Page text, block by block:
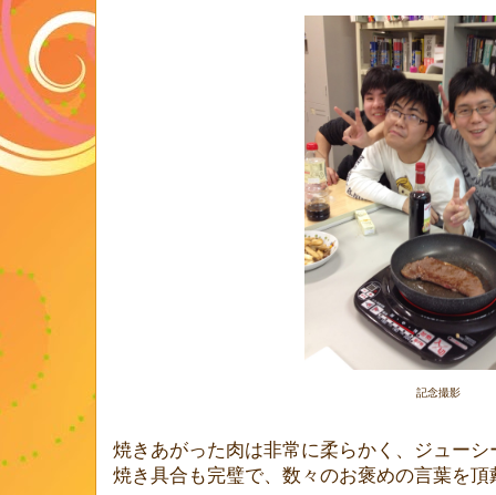
記念撮影
焼きあがった肉は非常に柔らかく、ジューシ
焼き具合も完璧で、数々のお褒めの言葉を頂